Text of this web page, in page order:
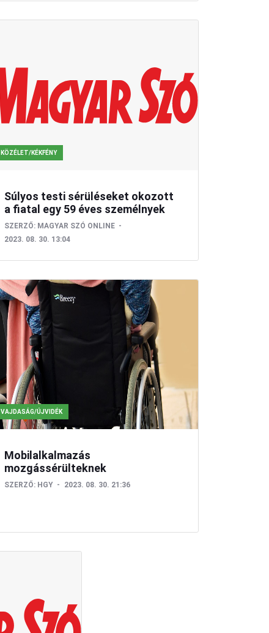
KÖZÉLET/KÉKFÉNY
Súlyos testi sérüléseket okozott
a fiatal egy 59 éves személnyek
SZERZŐ: MAGYAR SZÓ ONLINE
2023. 08. 30. 13:04
VAJDASÁG/ÚJVIDÉK
Mobilalkalmazás
mozgássérülteknek
SZERZŐ: HGY 2023. 08. 30. 21:36